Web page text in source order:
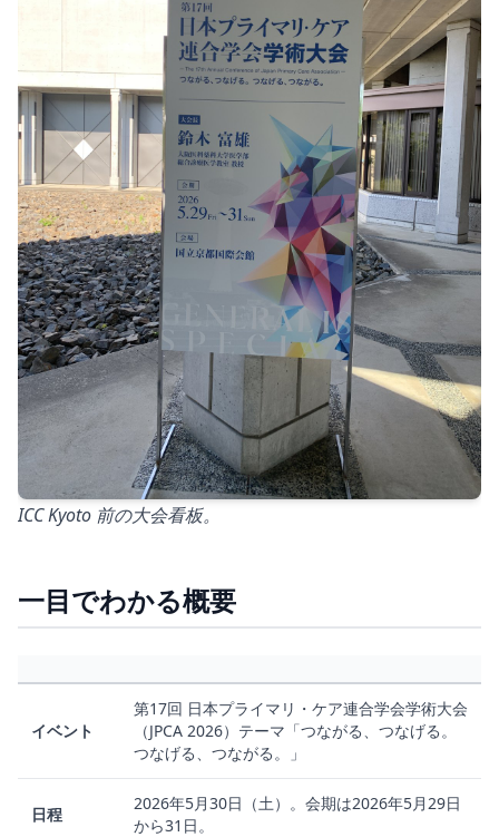
ICC Kyoto 前の大会看板。
一目でわかる概要
イベント
第17回 日本プライマリ・ケア連合学会学術大会
（JPCA 2026）テーマ「つながる、つなげる。
つなげる、つながる。」
日程
2026年5月30日（土）。会期は2026年5月29日
から31日。